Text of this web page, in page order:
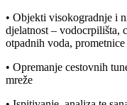
• Objekti visokogradnje i
djelatnost – vodocrpilišta,
otpadnih voda, prometnice
• Opremanje cestovnih
mreže